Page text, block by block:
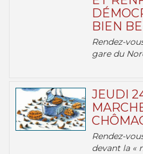
BIEN
Rendez-
gare du
JEUDI
Rendez-
devant la «